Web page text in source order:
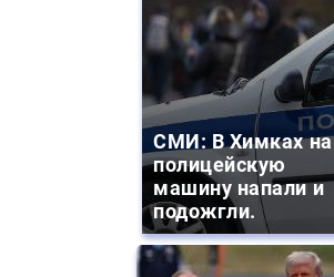
СМИ: В Химках на
полицейскую
машину напали и
подожгли.